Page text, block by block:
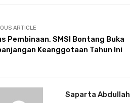
ARTICLE
Pembinaan, SMSI Bontang Buka
Keanggotaan Tahun Ini
Saparta Abdullah